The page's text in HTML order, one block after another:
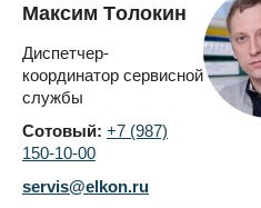
Максим Толокин
Диспетчер-
координатор сервисной
службы
Сотовый: +7 (987)
150-10-00
servis@elkon.ru